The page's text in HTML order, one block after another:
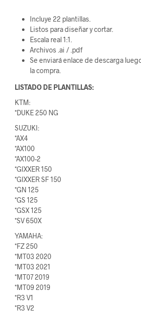
Incluye 22 plantillas.
Listos para diseñar y cortar.
Escala real 1:1.
Archivos .ai / .pdf
Se enviará enlace de descarga
la compra.
LISTADO DE PLANTILLAS:
KTM:
*DUKE 250 NG
SUZUKI:
*AX4
*AX100
*AX100-2
*GIXXER 150
*GIXXER SF 150
*GN 125
*GS 125
*GSX 125
*SV 650X
YAMAHA:
*FZ 250
*MT03 2020
*MT03 2021
*MT07 2019
*MT09 2019
*R3 V1
*R3 V2